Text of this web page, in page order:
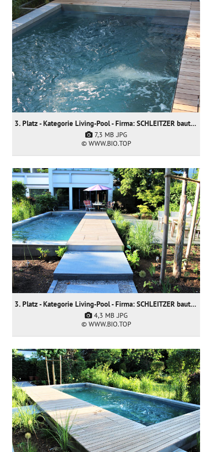
3. Platz - Kategorie Living-Pool - Firma: SCHLEITZER baut Gärten creativ & innovativ GmbH
7,3 MB .JPG
© WWW.BIO.TOP
3. Platz - Kategorie Living-Pool - Firma: SCHLEITZER baut Gärten creativ & innovativ GmbH
4,3 MB .JPG
© WWW.BIO.TOP